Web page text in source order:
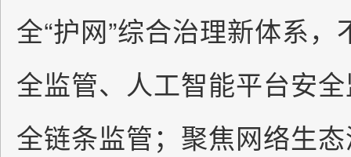
全“护网”综合治理新体系
全监管、人工智能平台安
全链条监管；聚焦网络生